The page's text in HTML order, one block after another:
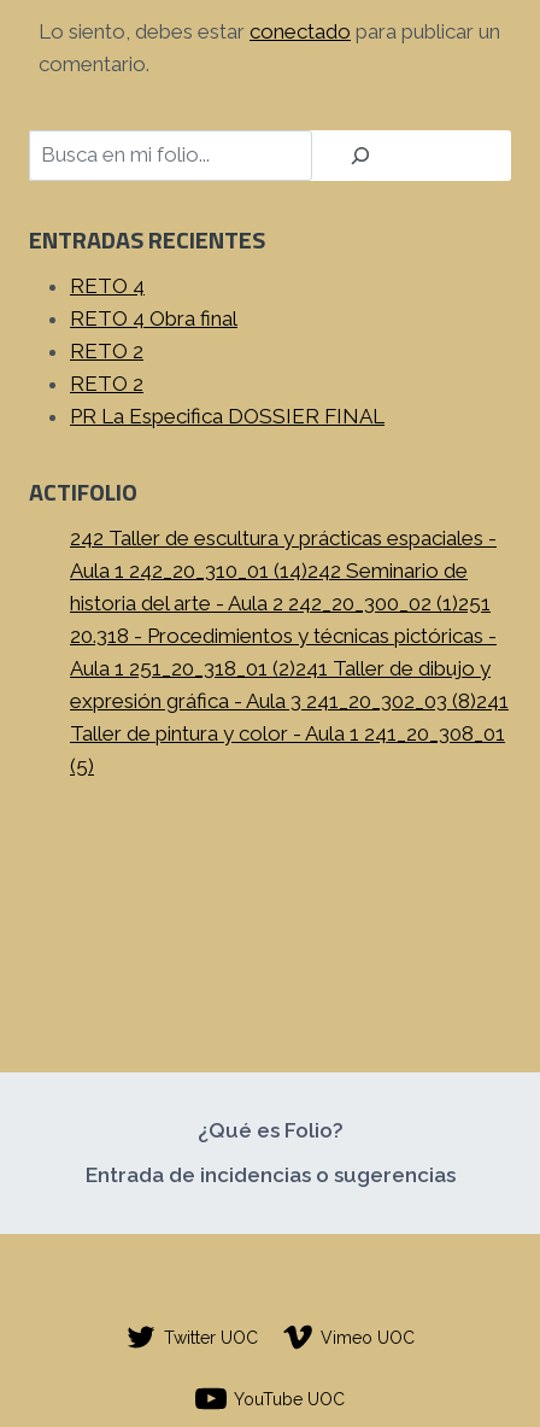
Lo siento, debes estar conectado para publicar un
comentario.
Buscar
ENTRADAS RECIENTES
RETO 4
RETO 4 Obra final
RETO 2
RETO 2
PR La Especifica DOSSIER FINAL
ACTIFOLIO
242 Taller de escultura y prácticas espaciales -
Aula 1 242_20_310_01 (14)242 Seminario de
historia del arte - Aula 2 242_20_300_02 (1)251
20.318 - Procedimientos y técnicas pictóricas -
Aula 1 251_20_318_01 (2)241 Taller de dibujo y
expresión gráfica - Aula 3 241_20_302_03 (8)241
Taller de pintura y color - Aula 1 241_20_308_01
(5)
¿Qué es Folio?
Entrada de incidencias o sugerencias
Twitter UOC Vimeo UOC
YouTube UOC